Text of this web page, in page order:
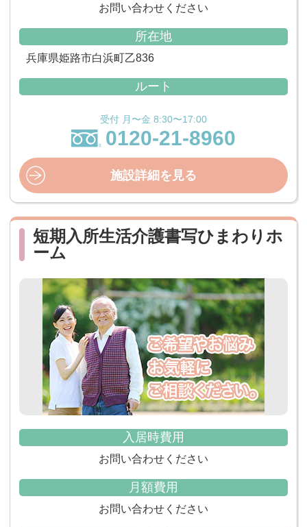
お問い合わせください
所在地
兵庫県姫路市白浜町乙836
ルート
受付 月〜金 8:30〜17:00
0120-21-8960
施設詳細を見る
短期入所生活介護書写ひまわりホ
ーム
入居時費用
お問い合わせください
月額費用
お問い合わせください